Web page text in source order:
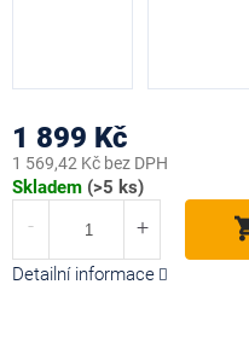
1 899 Kč
1 569,42 Kč bez DPH
Měrná
Skladem (>5 ks)
Detailní informace